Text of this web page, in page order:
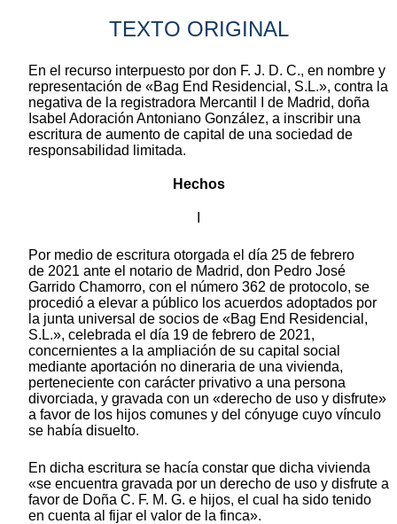
TEXTO ORIGINAL
En el recurso interpuesto por don F. J. D. C., en nombre y
representación de «Bag End Residencial, S.L.», contra la
negativa de la registradora Mercantil I de Madrid, doña
Isabel Adoración Antoniano González, a inscribir una
escritura de aumento de capital de una sociedad de
responsabilidad limitada.
Hechos
Por medio de escritura otorgada el día 25 de febrero
de 2021 ante el notario de Madrid, don Pedro José
Garrido Chamorro, con el número 362 de protocolo, se
procedió a elevar a público los acuerdos adoptados por
la junta universal de socios de «Bag End Residencial,
S.L.», celebrada el día 19 de febrero de 2021,
concernientes a la ampliación de su capital social
mediante aportación no dineraria de una vivienda,
perteneciente con carácter privativo a una persona
divorciada, y gravada con un «derecho de uso y disfrute»
a favor de los hijos comunes y del cónyuge cuyo vínculo
se había disuelto.
En dicha escritura se hacía constar que dicha vivienda
«se encuentra gravada por un derecho de uso y disfrute a
favor de Doña C. F. M. G. e hijos, el cual ha sido tenido
en cuenta al fijar el valor de la finca».